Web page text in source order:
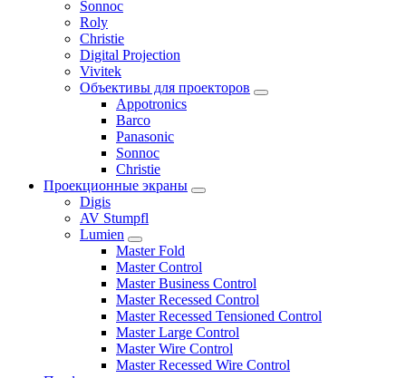
Sonnoc
Roly
Christie
Digital Projection
Vivitek
Объективы для проекторов
Appotronics
Barco
Panasonic
Sonnoc
Сhristie
Проекционные экраны
Digis
AV Stumpfl
Lumien
Master Fold
Master Control
Master Business Control
Master Recessed Control
Master Recessed Tensioned Control
Master Large Control
Master Wire Control
Master Recessed Wire Control